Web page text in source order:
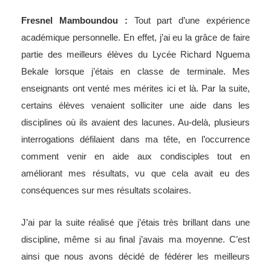
Fresnel Mamboundou : Tout part d’une expérience
académique personnelle. En effet, j’ai eu la grâce de faire
partie des meilleurs élèves du Lycée Richard Nguema
Bekale lorsque j’étais en classe de terminale. Mes
enseignants ont venté mes mérites ici et là. Par la suite,
certains élèves venaient solliciter une aide dans les
disciplines où ils avaient des lacunes. Au-delà, plusieurs
interrogations défilaient dans ma tête, en l’occurrence
comment venir en aide aux condisciples tout en
améliorant mes résultats, vu que cela avait eu des
conséquences sur mes résultats scolaires.
J’ai par la suite réalisé que j’étais très brillant dans une
discipline, même si au final j’avais ma moyenne. C’est
ainsi que nous avons décidé de fédérer les meilleurs